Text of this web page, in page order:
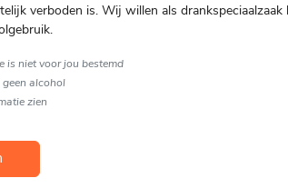
Soort glas
verboden is. Wij willen als drankspeciaalzaak
is niet voor jou bestemd
alcohol
zien